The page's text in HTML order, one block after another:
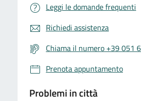
Leggi le domande frequenti
Richiedi assistenza
Chiama il numero +39 051
Prenota appuntamento
Problemi in città